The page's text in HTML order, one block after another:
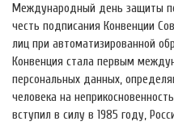
Международный день защиты
честь подписания Конвенции
лиц при автоматизированной
Конвенция стала первым
персональных данных,
человека на
вступил в силу в 1985 году,